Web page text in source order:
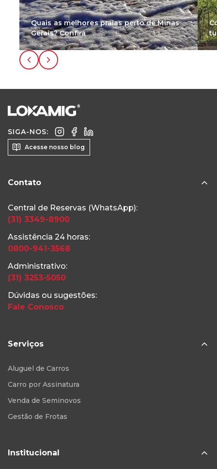
Quais as melhores praias perto de Minas
Gerais? Confira
SIGA-NOS:
Acesse nosso blog
Contato
Central de Reservas (WhatsApp):
(31) 3349-8900
Assistência 24 horas:
0800-941-3568
Administrativo:
(31) 3253-5050
Dúvidas ou sugestões:
Fale Conosco
Serviços
Aluguel de Carros
Carro por Assinatura
Venda de Seminovos
Gestão de Frotas
Institucional